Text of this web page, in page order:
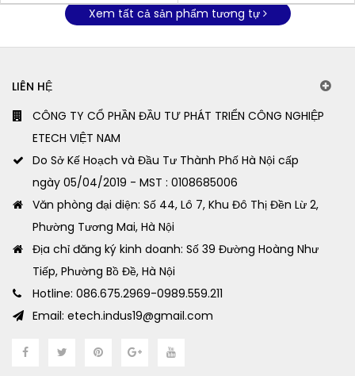
Xem tất cả sản phẩm tương tự
LIÊN HỆ
CÔNG TY CỔ PHẦN ĐẦU TƯ PHÁT TRIỂN CÔNG NGHIỆP
ETECH VIỆT NAM
Do Sở Kế Hoạch và Đầu Tư Thành Phố Hà Nội cấp
ngày 05/04/2019 - MST : 0108685006
Văn phòng đại diện: Số 44, Lô 7, Khu Đô Thị Đền Lừ 2,
Phường Tương Mai, Hà Nội
Địa chỉ đăng ký kinh doanh: Số 39 Đường Hoàng Như
Tiếp, Phường Bồ Đề, Hà Nội
Hotline: 086.675.2969-0989.559.211
Email: etech.indus19@gmail.com